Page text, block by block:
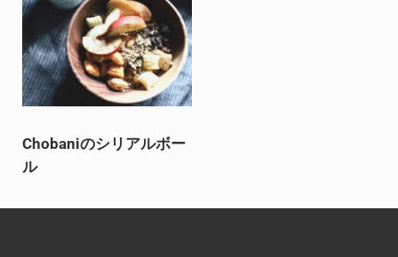
Chobaniのシリアルボー
ル